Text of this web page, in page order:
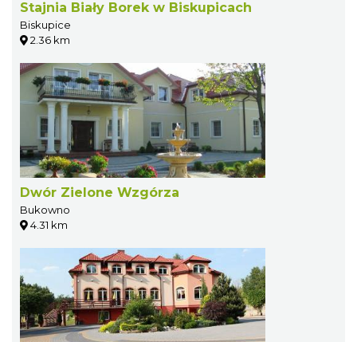
Stajnia Biały Borek w Biskupicach
Biskupice
2.36 km
Dwór Zielone Wzgórza
Bukowno
4.31 km